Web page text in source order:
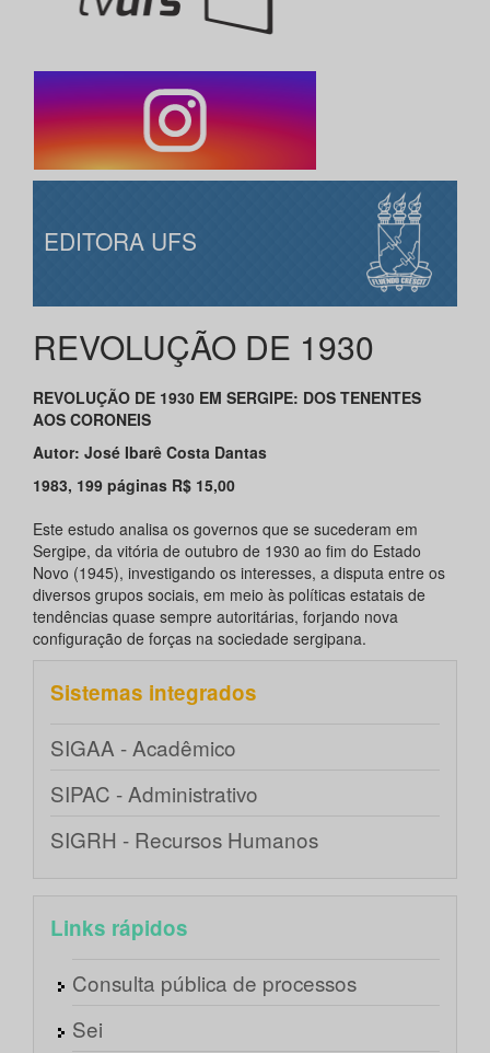
EDITORA UFS
REVOLUÇÃO DE 1930
REVOLUÇÃO DE 1930 EM SERGIPE: DOS TENENTES
AOS CORONEIS
Autor: José Ibarê Costa Dantas
1983, 199 páginas R$ 15,00
Este estudo analisa os governos que se sucederam em
Sergipe, da vitória de outubro de 1930 ao fim do Estado
Novo (1945), investigando os interesses, a disputa entre os
diversos grupos sociais, em meio às políticas estatais de
tendências quase sempre autoritárias, forjando nova
configuração de forças na sociedade sergipana.
Sistemas integrados
SIGAA - Acadêmico
SIPAC - Administrativo
SIGRH - Recursos Humanos
Links rápidos
Consulta pública de processos
Sei